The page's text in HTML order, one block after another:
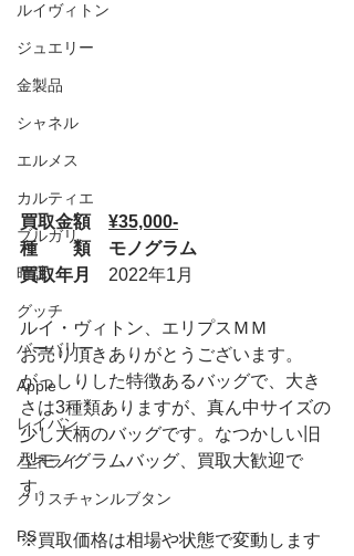
ルイヴィトン
ジュエリー
金製品
シャネル
エルメス
カルティエ
ブルガリ
時計
グッチ
バーバリー
Apple
レイバン
パネライ
クリスチャンルブタン
PS
買取金額 ¥35,000-
種　　類　モノグラム
買取年月 2022年1月
ルイ・ヴィトン、エリプスＭＭ
お売り頂きありがとうございます。
がっしりした特徴あるバッグで、大き
さは3種類ありますが、真ん中サイズの
少し大柄のバッグです。なつかしい旧
型モノグラムバッグ、買取大歓迎で
す。
※買取価格は相場や状態で変動します